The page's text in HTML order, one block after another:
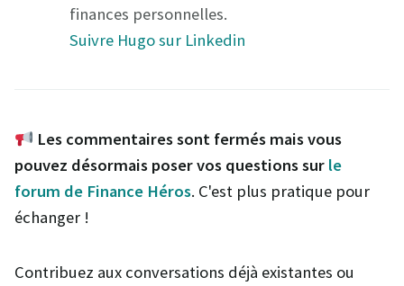
finances personnelles.
Suivre Hugo sur Linkedin
Les commentaires sont fermés mais vous
pouvez désormais poser vos questions sur le
forum de Finance Héros. C'est plus pratique pour
échanger !
Contribuez aux conversations déjà existantes ou